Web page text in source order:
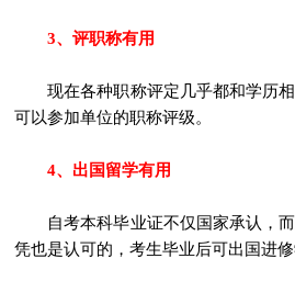
3、评职称有用
现在各种职称评定几乎都和学历相
可以参加单位的职称评级。
4、出国留学有用
自考本科毕业证不仅国家承认，而
凭也是认可的，考生毕业后可出国进修